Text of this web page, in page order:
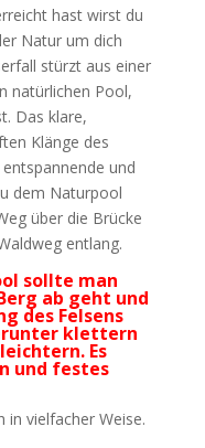
hast wirst du
Natur um dich
stürzt aus einer
natürlichen Pool,
Das klare,
Klänge des
und
dem Naturpool
über die Brücke
entlang.
sollte man
ab geht und
des Felsens
klettern
Es
und festes
in vielfacher Weise.